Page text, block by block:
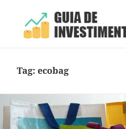
Tag:ecobag